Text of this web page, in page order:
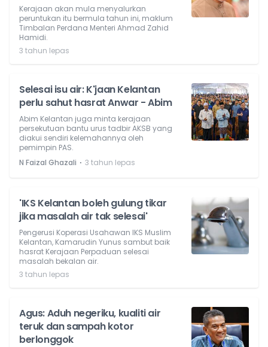
Kerajaan akan mula menyalurkan
peruntukan itu bermula tahun ini, maklum
Timbalan Perdana Menteri Ahmad Zahid
Hamidi.
3 tahun lepas
Selesai isu air: K'jaan Kelantan
perlu sahut hasrat Anwar - Abim
Abim Kelantan juga minta kerajaan
persekutuan bantu urus tadbir AKSB yang
diakui sendiri kelemahannya oleh
pemimpin PAS.
N Faizal Ghazali ⋅ 3 tahun lepas
'IKS Kelantan boleh gulung tikar
jika masalah air tak selesai'
Pengerusi Koperasi Usahawan IKS Muslim
Kelantan, Kamarudin Yunus sambut baik
hasrat Kerajaan Perpaduan selesai
masalah bekalan air.
3 tahun lepas
Agus: Aduh negeriku, kualiti air
teruk dan sampah kotor
berlonggok